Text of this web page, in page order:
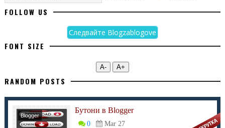
FOLLOW US
Следвайте Blogzablogove
FONT SIZE
А- А+
RANDOM POSTS
Blogger
Бутони в Blogger
0 Mar 27